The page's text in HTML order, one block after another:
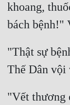
khoang,
"Thật sự
"Vết thương